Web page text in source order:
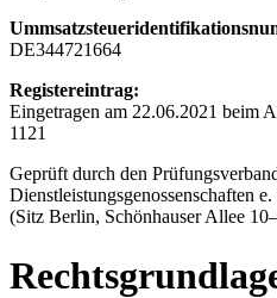
DE344721664
Registereintrag:
Eingetragen am 22.06.2021 beim
1121
Geprüft durch den
Dienstleistungsgenossenschaften e.
(Sitz Berlin, Schönhauser Allee